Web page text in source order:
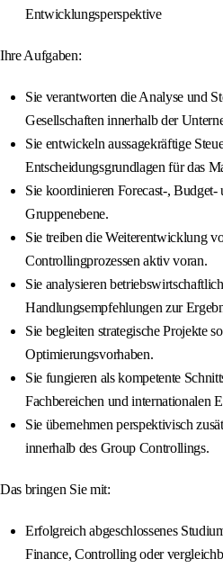
Entwicklungsperspektive
Ihre Aufgaben:
Sie verantworten die Analyse und
Gesellschaften innerhalb der
Sie entwickeln aussagekräftige
Entscheidungsgrundlagen für das
Sie koordinieren Forecast-, Budget-
Gruppenebene.
Sie treiben die Weiterentwicklung
Controllingprozessen aktiv voran.
Sie analysieren
Handlungsempfehlungen zur
Sie begleiten strategische Projekte
Optimierungsvorhaben.
Sie fungieren als kompetente
Fachbereichen und internationalen
Sie übernehmen perspektivisch
innerhalb des Group Controllings.
Das bringen Sie mit:
Erfolgreich abgeschlossenes
Finance, Controlling oder